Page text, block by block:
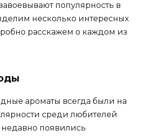
популярность в
несколько интересных
расскажем о каждом из
ароматы всегда были на
среди любителей
появились